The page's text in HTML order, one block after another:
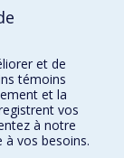
et de
témoins
et la
vos
à notre
vos besoins.